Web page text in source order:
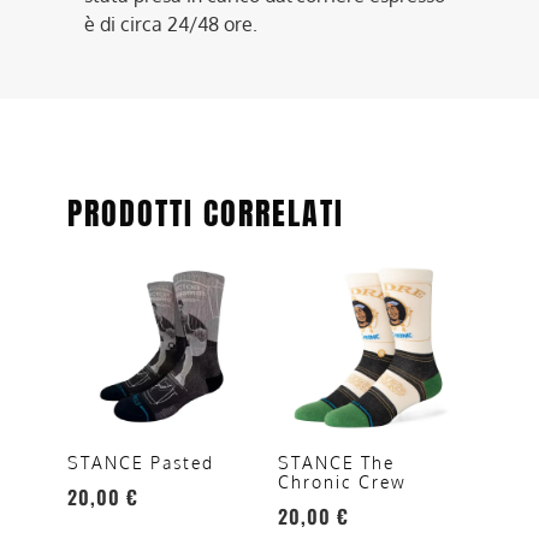
è di circa 24/48 ore.
PRODOTTI CORRELATI
STANCE Pasted
20,00 €
varianti.
opzioni
possono
essere
STANCE The
Chronic Crew
20,00 €
prodotto
varianti.
Le
opzioni
possono
essere